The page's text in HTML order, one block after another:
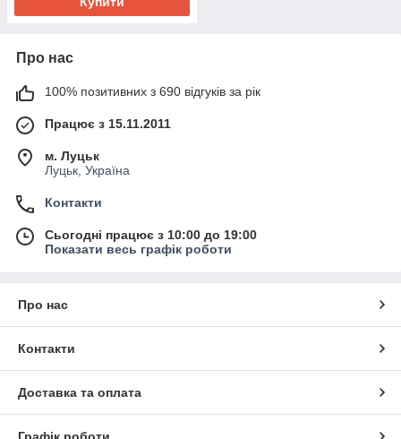
Про нас
100% позитивних з 690 відгуків за рік
Працює з 15.11.2011
м. Луцьк
Луцьк, Україна
Контакти
Сьогодні працює з 10:00 до 19:00
Показати весь графік роботи
Про нас
Контакти
Доставка та оплата